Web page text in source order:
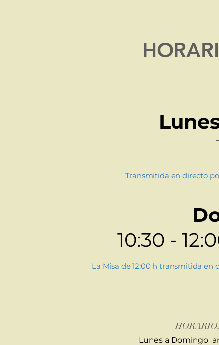
HORA
Transmitida en directo
10:30 -
La Misa de 12:00 h transmitida en
Lunes a Domingo